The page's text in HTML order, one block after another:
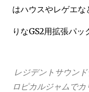
はハウスやレゲエ
りなGS2用拡張パッ
レジデントサウン
ロピカルジャムで